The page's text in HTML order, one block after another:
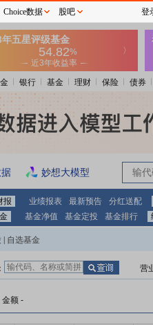
银行 基金 理财 保险 债券
据 妙想大模型
报 业绩报表 最新预告 分红送配
基金净值 基金定投 基金排行
自选基金
营
金额 -
Choice数据 股吧 登